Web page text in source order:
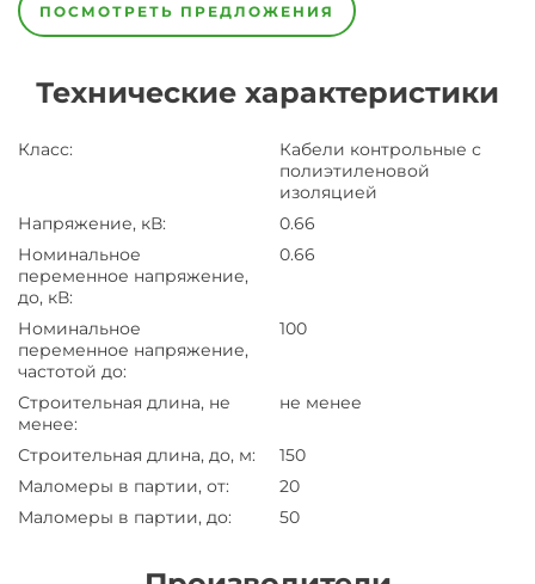
ПОСМОТРЕТЬ ПРЕДЛОЖЕНИЯ
Технические характеристики
Класс:
Кабели контрольные с
полиэтиленовой
изоляцией
Напряжение, кВ:
0.66
Номинальное
переменное напряжение,
до, кВ:
0.66
Номинальное
переменное напряжение,
частотой до:
100
Строительная длина, не
менее:
не менее
Строительная длина, до, м:
150
Маломеры в партии, от:
20
Маломеры в партии, до: 50